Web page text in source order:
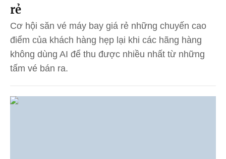
rẻ
Cơ hội săn vé máy bay giá rẻ những chuyến cao
điểm của khách hàng hẹp lại khi các hãng hàng
không dùng AI để thu được nhiều nhất từ những
tấm vé bán ra.